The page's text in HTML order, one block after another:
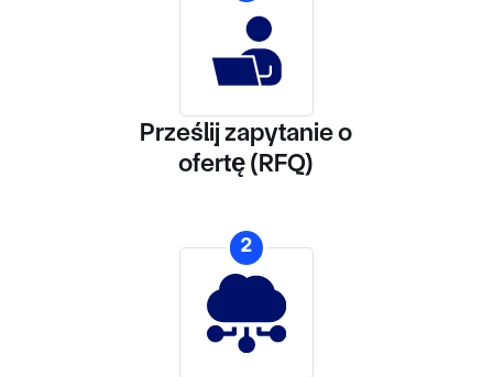
Prześlij zapytanie o
ofertę (RFQ)
2